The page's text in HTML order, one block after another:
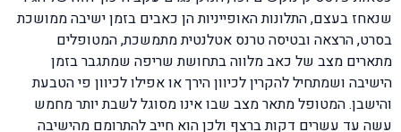
שנאחז בעצם, התלונות האופייניות הן כאבים בזמן ישיבה ממושכת
בסרט, הרצאה ובטיסה טרנס אטלנטית מתמשכת, המטופלים
מתארים מצב של כאב מלווה בתחושת שריפה שמתגבר בזמן
הישיבה ושמתחיל להקרין לכיוון הירך או אפילו לכיוון פי הטבעת
והישבן. המטופל מתאר מצב שבו אינו מסוגל לשבת יותר מחמש
עשה עד עשרים דקות ברצף ולכן הוא חייב להתרומם מהישיבה